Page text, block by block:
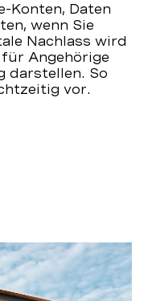
Konten, Daten
wenn Sie
Nachlass wird
Angehörige
darstellen. So
vor.